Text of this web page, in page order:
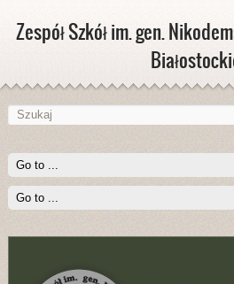
Zespół Szkół im. gen.